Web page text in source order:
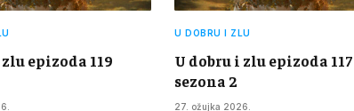
epizoda 119
U DOBRU I ZLU
U dobru i zlu epizoda 117
sezona 2
27. ožujka 2026.